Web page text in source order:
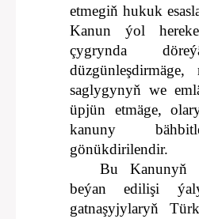
etmegiň hukuk
Kanun ýol
çygrynda
saglygynyň we
üpjün etmäge,
kanuny
gönükdirilendir.
Bu Kanunyň
beýan edilişi
gatnaşyjylaryň